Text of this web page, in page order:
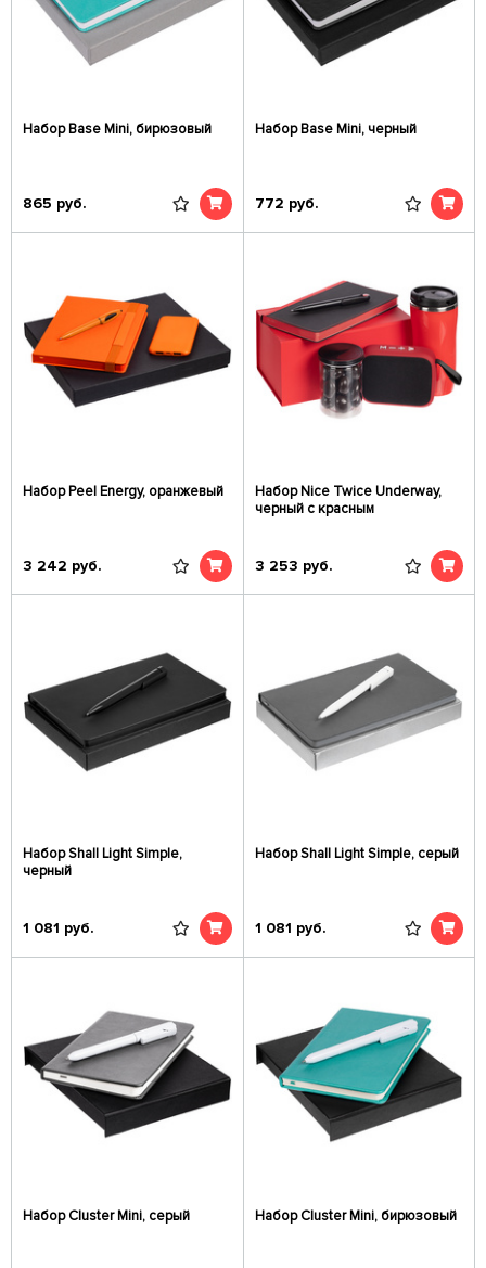
Набор Base Mini, бирюзовый
865 руб.
Набор Base Mini, черный
772 руб.
Набор Peel Energy, оранжевый
3 242 руб.
Набор Nice Twice Underway,
черный с красным
3 253 руб.
Набор Shall Light Simple,
черный
1 081 руб.
Набор Shall Light Simple, серый
1 081 руб.
Набор Cluster Mini, серый Набор Cluster Mini, бирюзовый